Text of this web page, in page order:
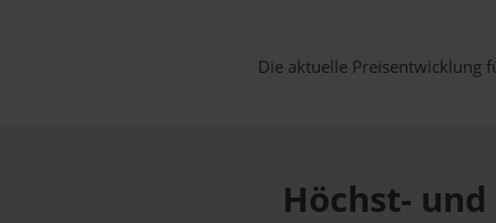
Die aktuelle Preisentwicklung
Höchst-